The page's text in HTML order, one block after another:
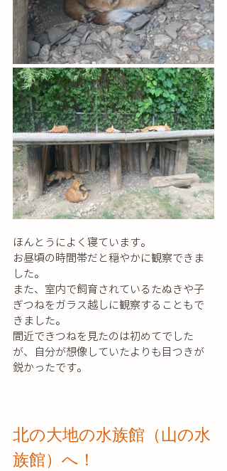
ほんとうによく寝ています。
お昼頃の時間帯だと穏やかに観察できま
した。
また、室内で飼育されているたぬきや子
ぎつねをガラス越しに観察することもで
きました。
間近できつねを見たのは初めてでした
が、自分が想像していたよりも目つきが
鋭かったです。
北の大地の水族館（山の水
族館）へ！